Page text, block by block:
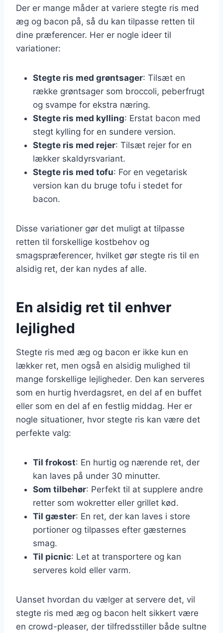
Der er mange måder at variere stegte ris med
æg og bacon på, så du kan tilpasse retten til
dine præferencer. Her er nogle ideer til
variationer:
Stegte ris med grøntsager: Tilsæt en
række grøntsager som broccoli, peberfrugt
og svampe for ekstra næring.
Stegte ris med kylling: Erstat bacon med
stegt kylling for en sundere version.
Stegte ris med rejer: Tilsæt rejer for en
lækker skaldyrsvariant.
Stegte ris med tofu: For en vegetarisk
version kan du bruge tofu i stedet for
bacon.
Disse variationer gør det muligt at tilpasse
retten til forskellige kostbehov og
smagspræferencer, hvilket gør stegte ris til en
alsidig ret, der kan nydes af alle.
En alsidig ret til enhver
lejlighed
Stegte ris med æg og bacon er ikke kun en
lækker ret, men også en alsidig mulighed til
mange forskellige lejligheder. Den kan serveres
som en hurtig hverdagsret, en del af en buffet
eller som en del af en festlig middag. Her er
nogle situationer, hvor stegte ris kan være det
perfekte valg:
Til frokost: En hurtig og nærende ret, der
kan laves på under 30 minutter.
Som tilbehør: Perfekt til at supplere andre
retter som wokretter eller grillet kød.
Til gæster: En ret, der kan laves i store
portioner og tilpasses efter gæsternes
smag.
Til picnic: Let at transportere og kan
serveres kold eller varm.
Uanset hvordan du vælger at servere det, vil
stegte ris med æg og bacon helt sikkert være
en crowd-pleaser, der tilfredsstiller både sultne